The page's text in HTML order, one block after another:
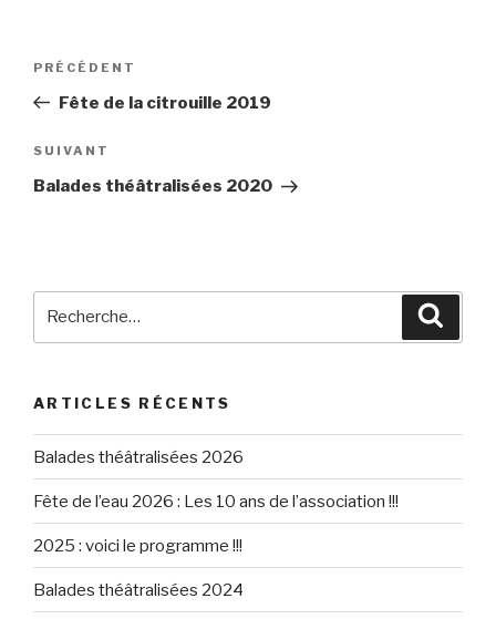
Navigation
l’article
Article
précédent
PRÉCÉDENT
Fête de la citrouille 2019
Article
suivant
SUIVANT
Balades théâtralisées 2020
ARTICLES RÉCENTS
Balades théâtralisées 2026
Fête de l’eau 2026 : Les 10 ans de l’association !!!
2025 : voici le programme !!!
Balades théâtralisées 2024